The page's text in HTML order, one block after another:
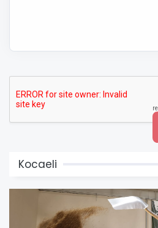
Kocaeli